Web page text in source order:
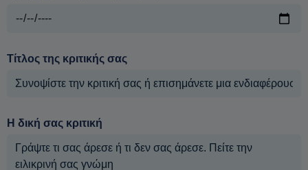
Τίτλος της κριτικής σας
Η δική σας κριτική